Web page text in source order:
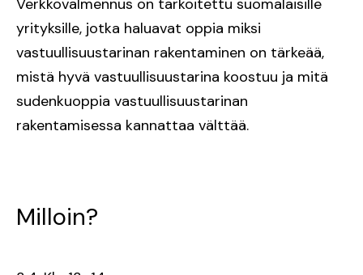
Verkkovalmennus on tarkoitettu suomalaisille
yrityksille, jotka haluavat oppia miksi
vastuullisuustarinan rakentaminen on tärkeää,
mistä hyvä vastuullisuustarina koostuu ja mitä
sudenkuoppia vastuullisuustarinan
rakentamisessa kannattaa välttää.
Milloin?